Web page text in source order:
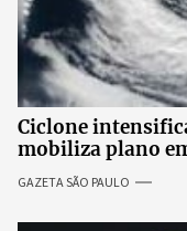
Ciclone
mobiliza plano
impactos no
GAZETA SÃO PAULO